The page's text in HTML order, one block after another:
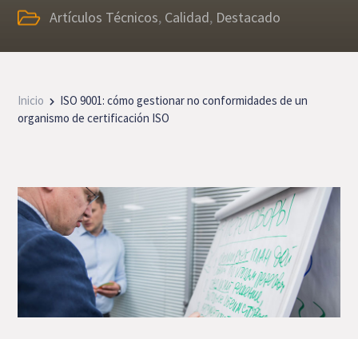
Artículos Técnicos, Calidad, Destacado
Inicio
ISO 9001: cómo gestionar no conformidades de un
organismo de certificación ISO